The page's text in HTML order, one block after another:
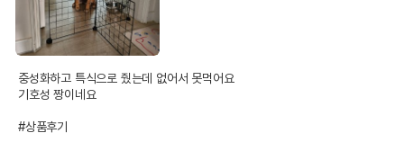
중성화하고 특식으로 줬는데 없어서 못먹어요
기호성 짱이네요
#상품후기